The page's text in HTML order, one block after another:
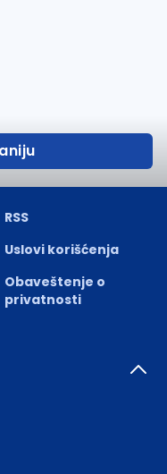
RSS
Uslovi korišćenja
Obaveštenje o
privatnosti